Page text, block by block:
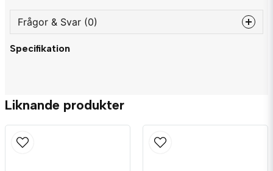
Frågor & Svar (0)
question
Namn
Specifikation
Liknande produkter